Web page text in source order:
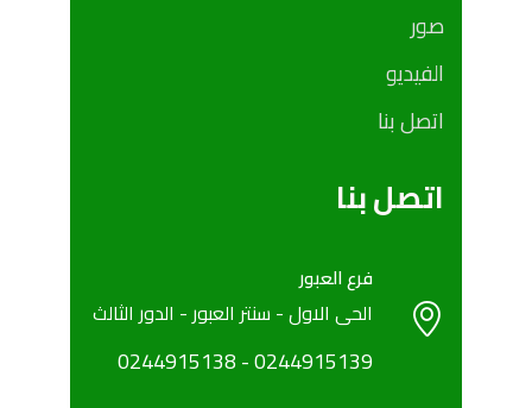
صور
الفيديو
اتصل بنا
اتصل بنا
فرع العبور
الحى الاول - سنتر العبور - الدور الثالث
0244915138- ‎‎0244915139